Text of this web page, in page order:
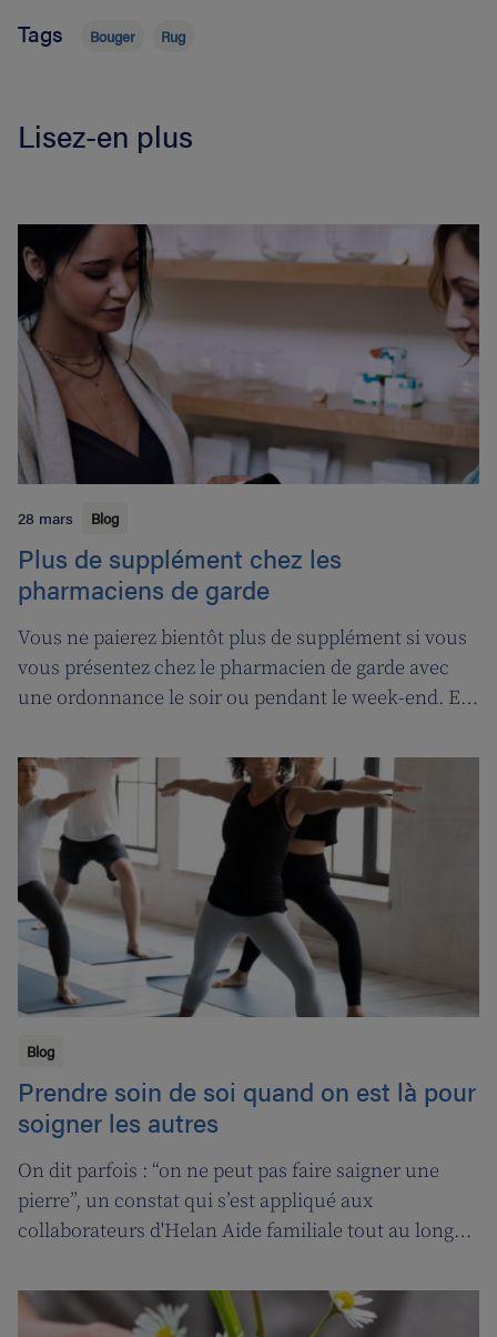
Tags Bouger Rug
Lisez-en plus
28 mars Blog
Plus de supplément chez les
pharmaciens de garde
Vous ne paierez bientôt plus de supplément si vous
vous présentez chez le pharmacien de garde avec
une ordonnance le soir ou pendant le week-end. En
sera introduite pour les pharmaciens de garde.
Blog
Prendre soin de soi quand on est là pour
soigner les autres
On dit parfois : “on ne peut pas faire saigner une
pierre”, un constat qui s’est appliqué aux
collaborateurs d'Helan Aide familiale tout au long
pourquoi nous avons fait appel aux services de la
‘ligne d’oxygène’ pour donner l’occasion de souffler à